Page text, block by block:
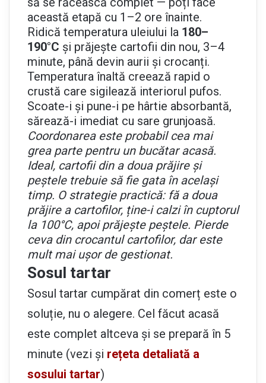
această etapă cu 1–2 ore înainte.
Ridică temperatura uleiului la 180–
190°C și prăjește cartofii din nou, 3–4
minute, până devin aurii și crocanți.
Temperatura înaltă creează rapid o
crustă care sigilează interiorul pufos.
Scoate-i și pune-i pe hârtie absorbantă,
sărează-i imediat cu sare grunjoasă.
Coordonarea este probabil cea mai
grea parte pentru un bucătar acasă.
Ideal, cartofii din a doua prăjire și
peștele trebuie să fie gata în același
timp. O strategie practică: fă a doua
prăjire a cartofilor, ține-i calzi în cuptorul
la 100°C, apoi prăjește peștele. Pierde
ceva din crocantul cartofilor, dar este
mult mai ușor de gestionat.
Sosul tartar
Sosul tartar cumpărat din comerț este o
soluție, nu o alegere. Cel făcut acasă
este complet altceva și se prepară în 5
minute (vezi și rețeta detaliată a
sosului tartar)